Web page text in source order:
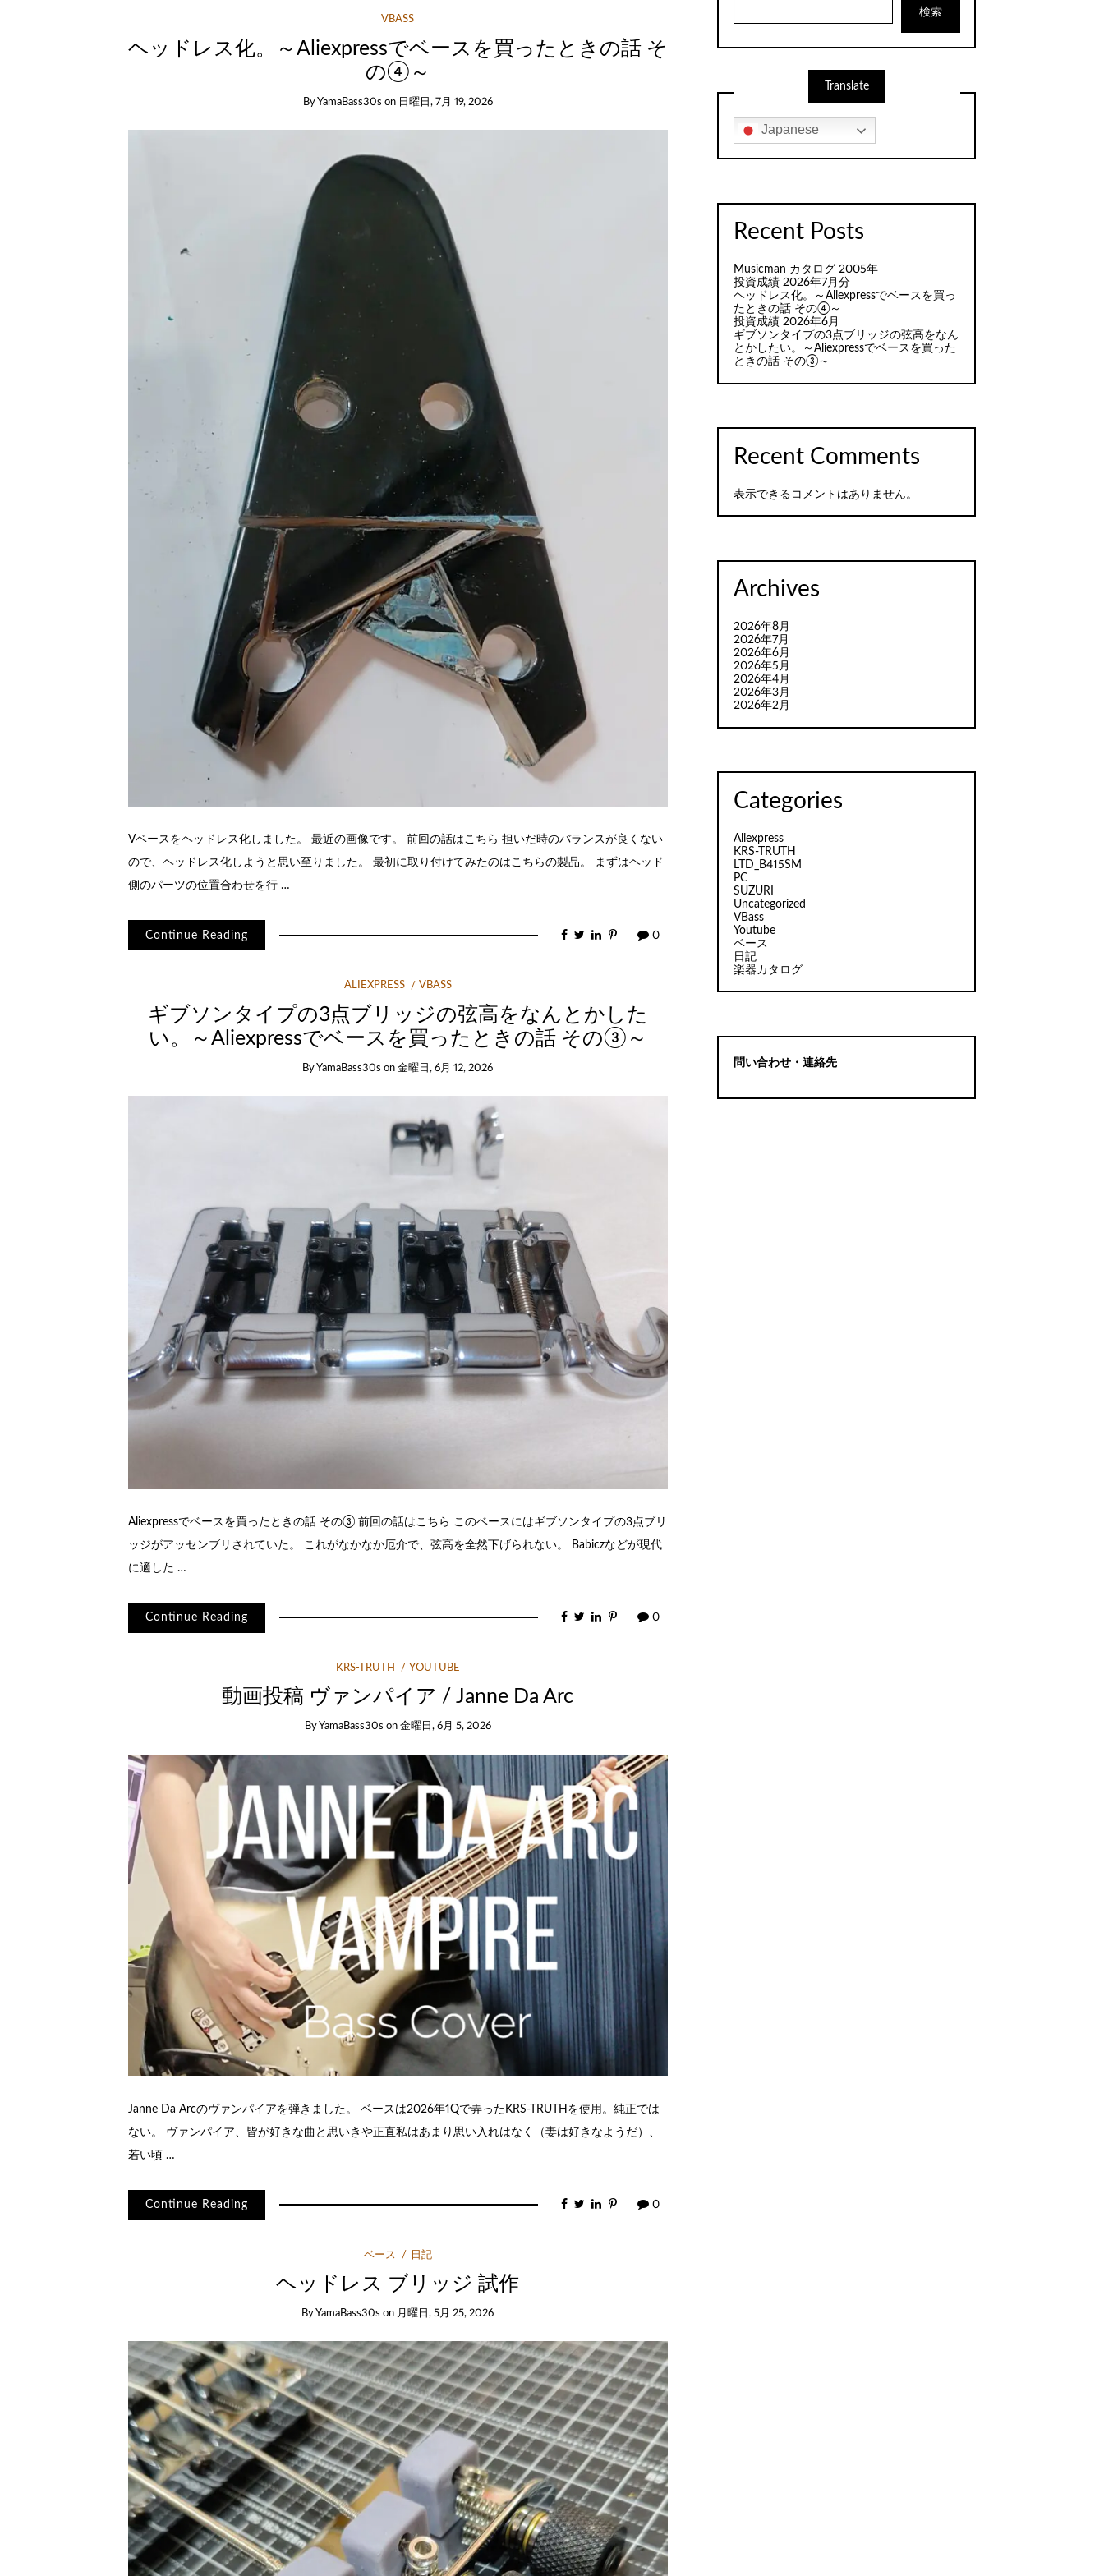
VBASS
ヘッドレス化。～Aliexpressでベースを買ったときの話 そ
の④～
ByYamaBass30s on 日曜日, 7月 19, 2026
Vベースをヘッドレス化しました。 最近の画像です。 前回の話はこちら 担いだ時のバランスが良くない
ので、ヘッドレス化しようと思い至りました。 最初に取り付けてみたのはこちらの製品。 まずはヘッド
側のパーツの位置合わせを行 …
Continue Reading 0
ALIEXPRESS VBASS
ギブソンタイプの3点ブリッジの弦高をなんとかした
い。～Aliexpressでベースを買ったときの話 その③～
ByYamaBass30s on金曜日, 6月 12, 2026
Aliexpressでベースを買ったときの話 その③ 前回の話はこちら このベースにはギブソンタイプの3点ブリ
ッジがアッセンブリされていた。 これがなかなか厄介で、弦高を全然下げられない。 Babiczなどが現代
に適した …
Continue Reading 0
KRS-TRUTH YOUTUBE
動画投稿 ヴァンパイア / Janne Da Arc
By YamaBass30s on 金曜日, 6月 5, 2026
Janne Da Arcのヴァンパイアを弾きました。 ベースは2026年1Qで弄ったKRS-TRUTHを使用。純正では
ない。 ヴァンパイア、皆が好きな曲と思いきや正直私はあまり思い入れはなく（妻は好きなようだ）、
若い頃 …
Continue Reading 0
ベース 日記
ヘッドレス ブリッジ 試作
By YamaBass30s on 月曜日, 5月 25, 2026
検索
Translate
Japanese
Recent Posts
Musicman カタログ 2005年
投資成績 2026年7月分
ヘッドレス化。～Aliexpressでベースを買っ
たときの話 その④～
投資成績 2026年6月
ギブソンタイプの3点ブリッジの弦高をなん
とかしたい。～Aliexpressでベースを買った
ときの話 その③～
Recent Comments
表示できるコメントはありません。
Archives
2026年8月
2026年7月
2026年6月
2026年5月
2026年4月
2026年3月
2026年2月
Categories
Aliexpress
KRS-TRUTH
LTD_B415SM
PC
SUZURI
Uncategorized
VBass
Youtube
ベース
日記
楽器カタログ
問い合わせ・連絡先